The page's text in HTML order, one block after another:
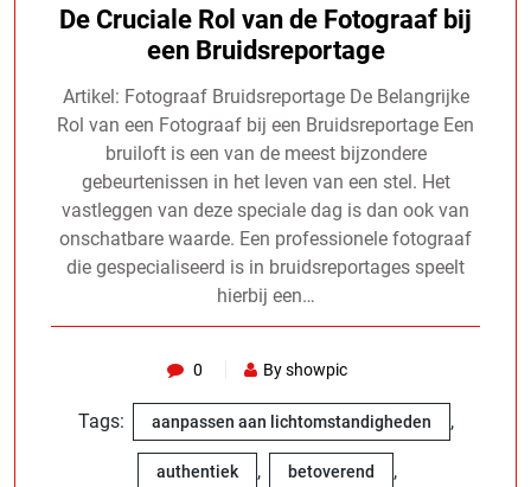
De Cruciale Rol van de Fotograaf bij
een Bruidsreportage
Artikel: Fotograaf Bruidsreportage De Belangrijke
Rol van een Fotograaf bij een Bruidsreportage Een
bruiloft is een van de meest bijzondere
gebeurtenissen in het leven van een stel. Het
vastleggen van deze speciale dag is dan ook van
onschatbare waarde. Een professionele fotograaf
die gespecialiseerd is in bruidsreportages speelt
hierbij een…
0 By showpic
Tags: aanpassen aan lichtomstandigheden ,
authentiek , betoverend ,